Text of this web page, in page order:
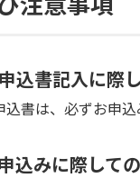
込書記入に際
込書は、必ずお申
込みに際して